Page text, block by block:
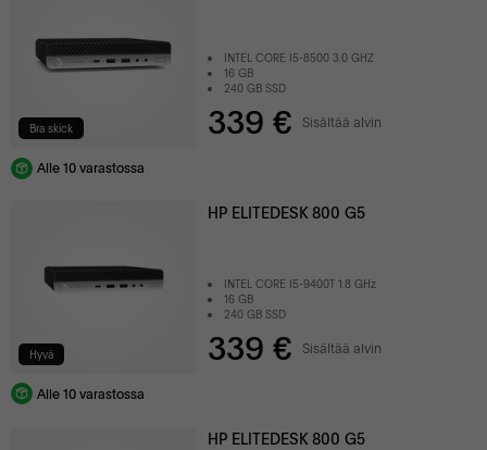
Bra skick
INTEL CORE I5-8500 3.0 GHZ
16 GB
240 GB SSD
339 € Sisältää alvin
Alle 10 varastossa
Hyvä
HP ELITEDESK 800 G5
INTEL CORE I5-9400T 1.8 GHz
16 GB
240 GB SSD
339 € Sisältää alvin
Alle 10 varastossa
HP ELITEDESK 800 G5